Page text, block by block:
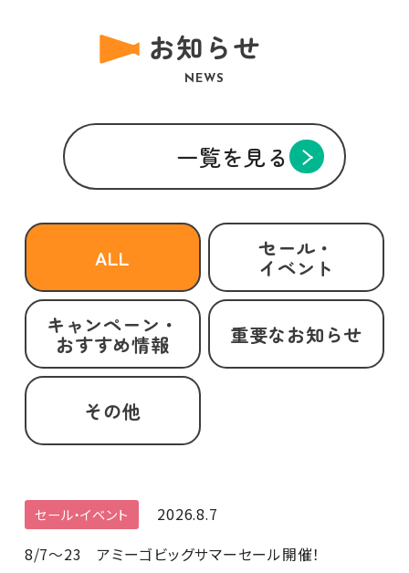
お知らせ
NEWS
一覧を見る
ALL セール・
イベント
キャンペーン・
おすすめ情報 重要なお知らせ
その他
セール・イベント
2026.8.7
8/7～23 アミーゴビッグサマーセール開催！